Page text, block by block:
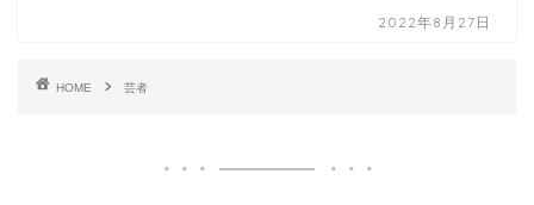
2022年8月27日
HOME 芸者